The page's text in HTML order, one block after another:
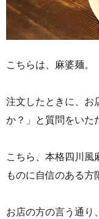
こちらは、麻婆麺。
注文したときに、お
か？」と質問をいた
こちら、本格四川風
ものに自信のある方
お店の方の言う通り